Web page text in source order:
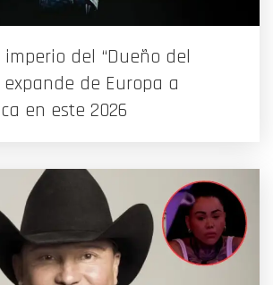
imperio del “Dueño del
expande de Europa a
en este 2026